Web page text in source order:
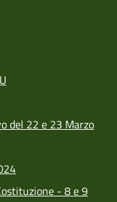
del 22 e 23 Marzo
- 8 e 9